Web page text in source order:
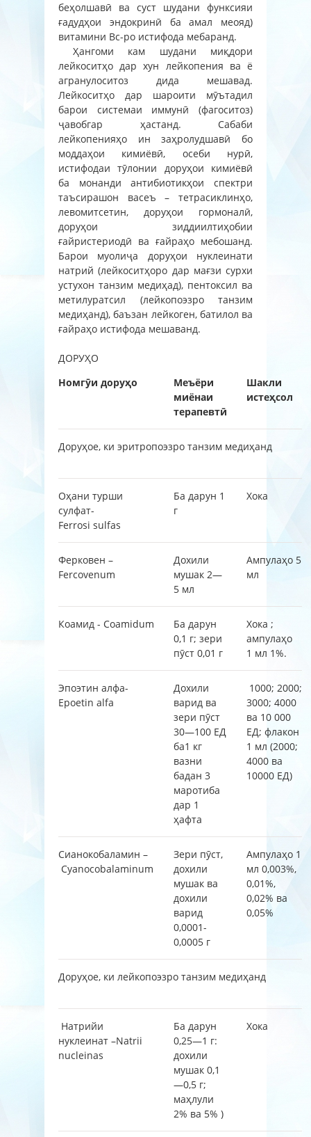
беҳолшавӣ ва суст шудани функсияи
ғадудҳои эндокринӣ ба амал меояд)
витамини Вс-ро истифода мебаранд.
Ҳангоми кам шудани миқдори
лейкоситҳо дар хун лейкопения ва ё
агранулоситоз дида мешавад.
Лейкоситҳо дар шароити мӯътадил
барои системаи иммунӣ (фагоситоз)
ҷавобгар ҳастанд. Сабаби
лейкопенияҳо ин заҳролудшавӣ бо
моддаҳои кимиёвӣ, осеби нурӣ,
истифодаи тӯлонии доруҳои кимиёвӣ
ба монанди антибиотикҳои спектри
таъсирашон васеъ – тетрасиклинҳо,
левомитсетин, доруҳои гормоналӣ,
доруҳои зиддиилтиҳобии
ғайристериодӣ ва ғайраҳо мебошанд.
Барои муолиҷа доруҳои нуклеинати
натрий (лейкоситҳоро дар мағзи сурхи
устухон танзим медиҳад), пентоксил ва
метилуратсил (лейкопоэзро танзим
медиҳанд), баъзан лейкоген, батилол ва
ғайраҳо истифода мешаванд.
ДОРУҲО
Hомгӯи доруҳо
Меъёри
миёнаи
терапевтӣ
Шакли
истеҳсол
Доруҳое, ки эритропоэзро танзим медиҳанд
Оҳани турши
сулфат-
Ferrosi sulfas
Ба дарун 1
г
Хока
Ферковен –
Fercovenum
Дохили
мушак 2—
5 мл
Ампулаҳо 5
мл
Коамид - Coamidum
Ба дарун
0,1 г; зери
пӯст 0,01 г
Хока ;
ампулаҳо
1 мл 1%.
Эпоэтин алфа-
Epoetin alfa
Дохили
варид ва
зери пӯст
30—100 ЕД
ба1 кг
вазни
бадан 3
маротиба
дар 1
ҳафта
1000; 2000;
3000; 4000
ва 10 000
ЕД; флакон
1 мл (2000;
4000 ва
10000 ЕД)
Сианокобаламин –
Cyanocobalaminum
Зери пӯст,
дохили
мушак ва
дохили
варид
0,0001-
0,0005 г
Ампулаҳо 1
мл 0,003%,
0,01%,
0,02% ва
0,05%
Доруҳое, ки лейкопоэзро танзим медиҳанд
Натрийи
нуклеинат –Natrii
nucleinas
Ба дарун
0,25—1 г:
дохили
мушак 0,1
—0,5 г;
маҳлули
2% ва 5% )
Хока